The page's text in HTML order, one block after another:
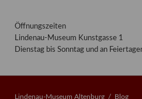
Öffnungszeiten
Lindenau-Museum Kunstgasse 1
Dienstag bis Sonntag und an
Lindenau-Museum Altenburg Blog